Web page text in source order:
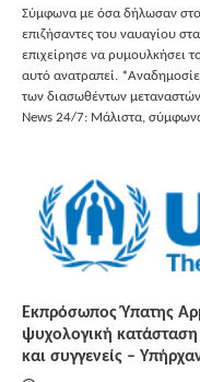
Σύμφωνα με όσα δήλωσαν
επιζήσαντες του ναυαγίου
επιχείρησε να ρυμουλκήσει
αυτό ανατραπεί.
των διασωθέντων
News 24/7: Μάλιστα,
Εκπρόσωπος Ύπατης
ψυχολογική κατάσταση
και συγγενείς –